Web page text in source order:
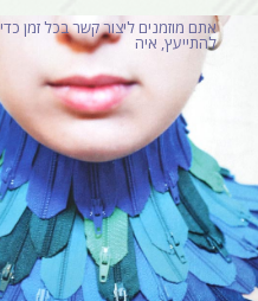
אתם מוזמנים ליצור קשר בכל זמן כדי
להתייעץ, איה